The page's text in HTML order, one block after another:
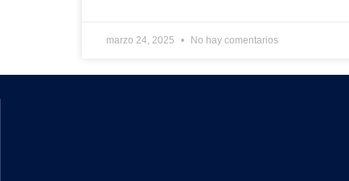
marzo 24, 2025 No hay comentarios